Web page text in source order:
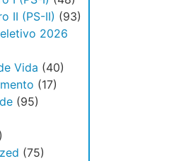
II (PS-II) (93)
2026
Vida (40)
(17)
(95)
(75)